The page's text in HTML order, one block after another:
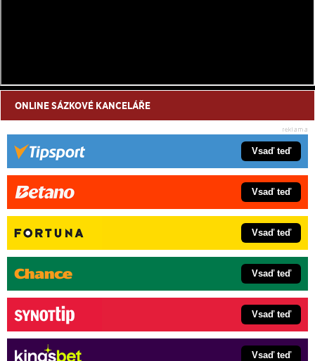
ONLINE SÁZKOVÉ KANCELÁŘE
Vsaď teď
Vsaď teď
Vsaď teď
Vsaď teď
Vsaď teď
Vsaď teď